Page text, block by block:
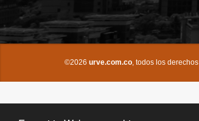
©2026 urve.com.co, todos los